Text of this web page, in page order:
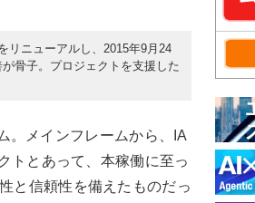
リニューアルし、2015年9月24
骨子。プロジェクトを支援した
。メインフレームから、IA
トとあって、本稼働に至っ
と信頼性を備えたものだっ